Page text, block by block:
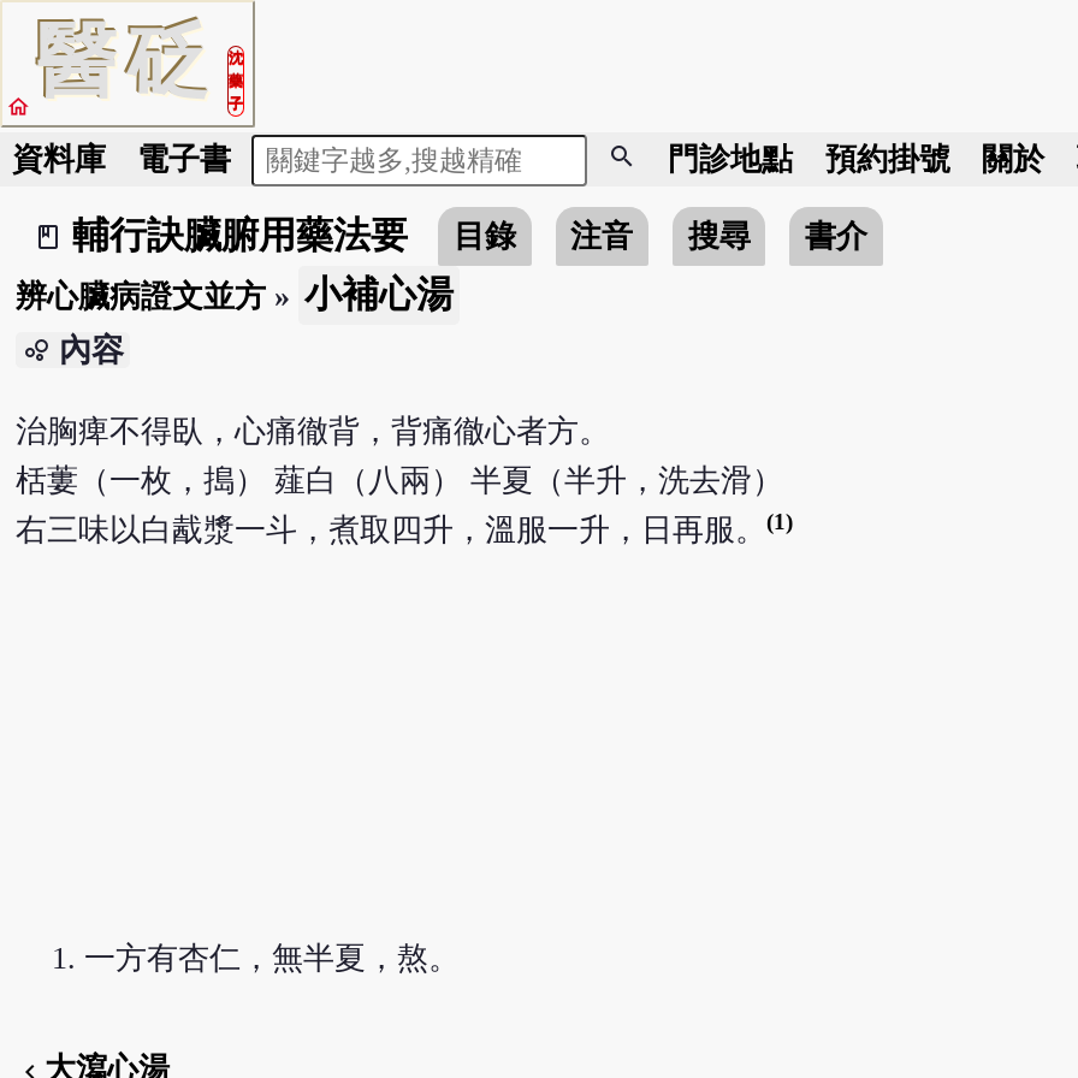
醫砭
沈
藥
子
home
資料庫 電子書 search 門診地點 預約掛號 關於
book_2
輔行訣臟腑用藥法要 目錄 注音 搜尋
書介
辨心臟病證文並方» 小補心湯
bubble_chart 內容
治胸痺不得臥，心痛徹背，背痛徹心者方。
栝蔞（一枚，搗） 薤白（八兩） 半夏（半升，洗去滑）
右三味以白酨漿一斗，煮取四升，溫服一升，日再服。
(1)
一方有杏仁，無半夏，熬。
大瀉心湯